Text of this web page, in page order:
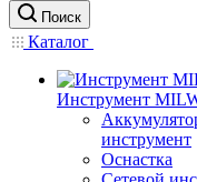
Поиск
Каталог
Инструмент
инструмент
Оснастка